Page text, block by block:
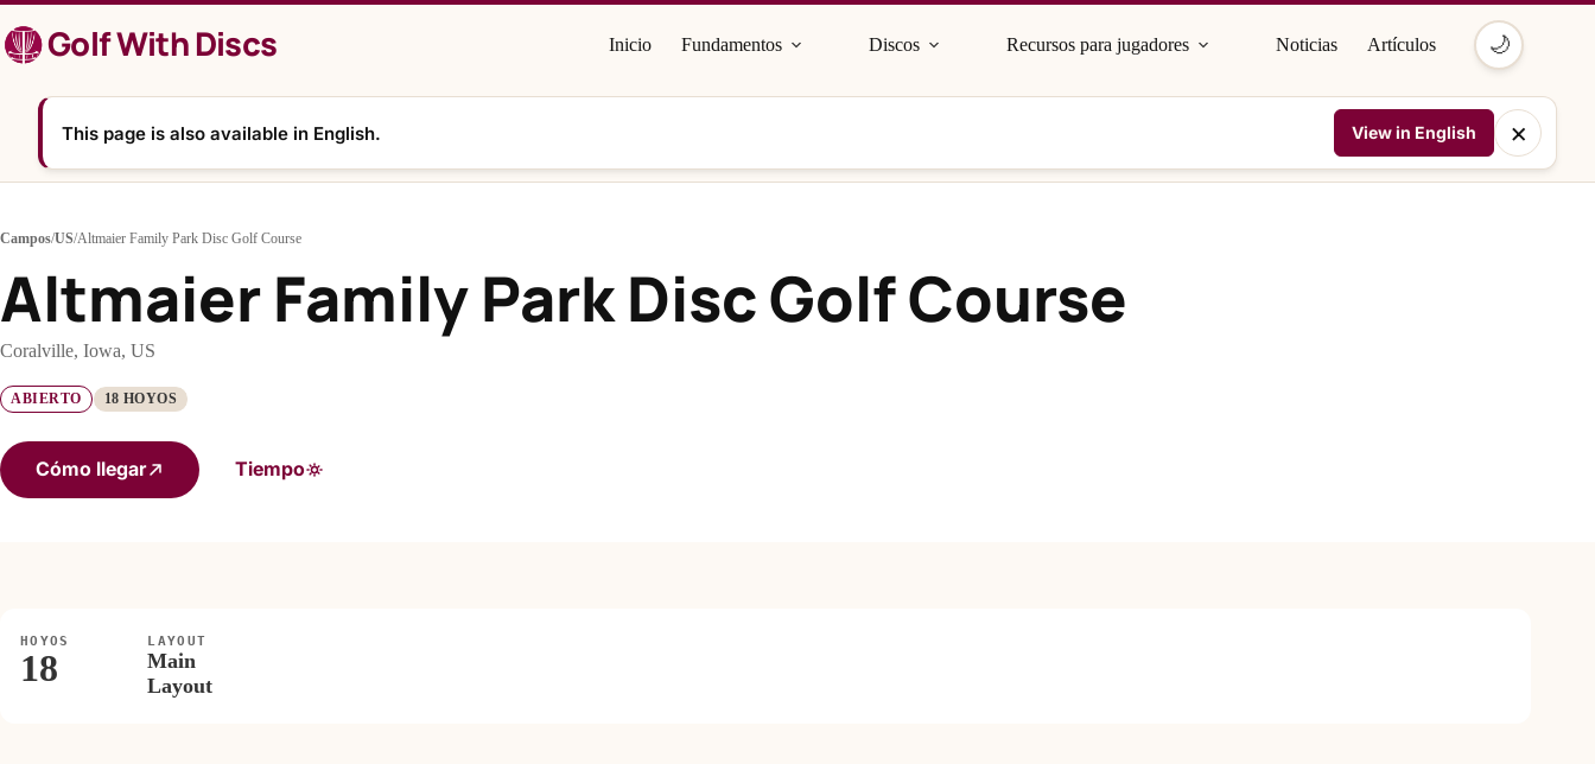
al
contenidoGolf With Discs Inicio Fundamentos Discos Recursos para jugadores Noticias Artículos 🌙
This page is also available in English. View in English ×
Campos/US/Altmaier Family Park Disc Golf Course
Altmaier Family Park Disc Golf Course
Coralville, Iowa, US
ABIERTO 18 HOYOS
Cómo llegar Tiempo
HOYOS
18
LAYOUT
Main
Layout